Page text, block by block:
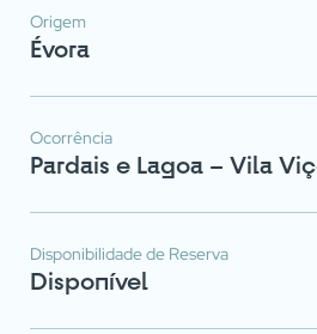
Origem
Évora
Ocorrência
Pardais e Lagoa – Vila
Disponibilidade de Reserva
Disponível